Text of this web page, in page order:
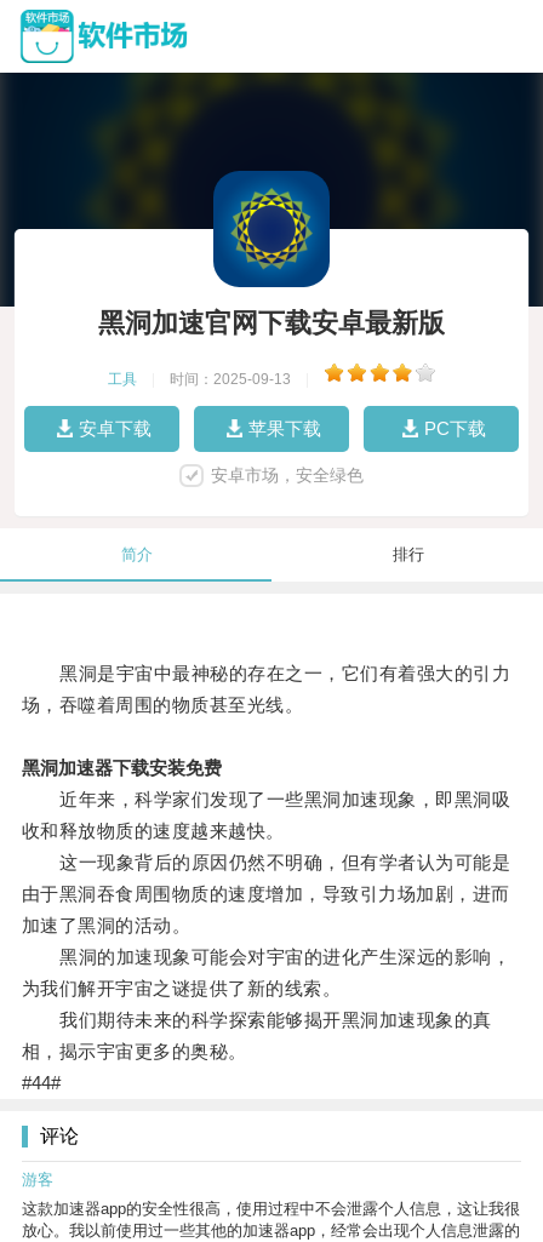
黑洞加速官网下载安卓最新版
工具 时间：2025-09-13
安卓下载 苹果下载 PC下载
安卓市场，安全绿色
简介 排行
黑洞是宇宙中最神秘的存在之一，它们有着强大的引力
场，吞噬着周围的物质甚至光线。
黑洞加速器下载安装免费
近年来，科学家们发现了一些黑洞加速现象，即黑洞吸
收和释放物质的速度越来越快。
这一现象背后的原因仍然不明确，但有学者认为可能是
由于黑洞吞食周围物质的速度增加，导致引力场加剧，进而
加速了黑洞的活动。
黑洞的加速现象可能会对宇宙的进化产生深远的影响，
为我们解开宇宙之谜提供了新的线索。
我们期待未来的科学探索能够揭开黑洞加速现象的真
相，揭示宇宙更多的奥秘。
#44#
评论
游客
这款加速器app的安全性很高，使用过程中不会泄露个人信息，这让我很
放心。我以前使用过一些其他的加速器app，经常会出现个人信息泄露的